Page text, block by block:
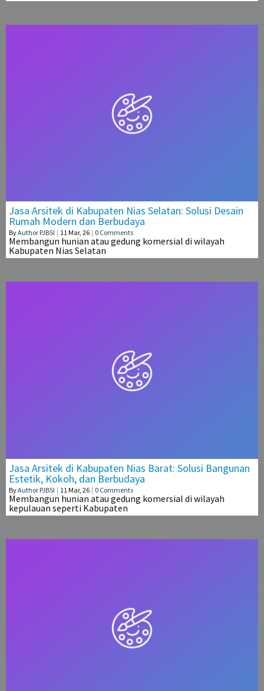
Jasa Arsitek di Kabupaten Nias Selatan: Solusi Desain
Rumah Modern dan Berbudaya
ByAuthor PJBSI | 11 Mar, 26 | 0 Comments
Membangun hunian atau gedung komersial di wilayah
Kabupaten Nias Selatan
Jasa Arsitek di Kabupaten Nias Barat: Solusi Bangunan
Estetik, Kokoh, dan Berbudaya
ByAuthor PJBSI | 11 Mar, 26 | 0 Comments
Membangun hunian atau gedung komersial di wilayah
kepulauan seperti Kabupaten